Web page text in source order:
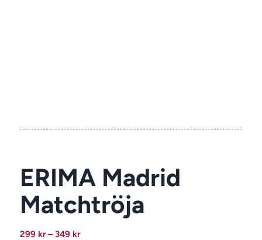
ERIMA Madrid
Matchtröja
299 kr – 349 krPrisintervall: